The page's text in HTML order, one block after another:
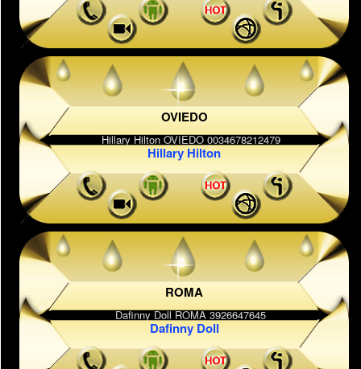
OVIEDO
Hillary Hilton
ROMA
Dafinny Doll